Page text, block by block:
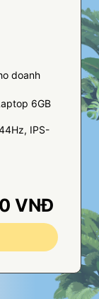
doanh
6GB
IPS-
VNĐ